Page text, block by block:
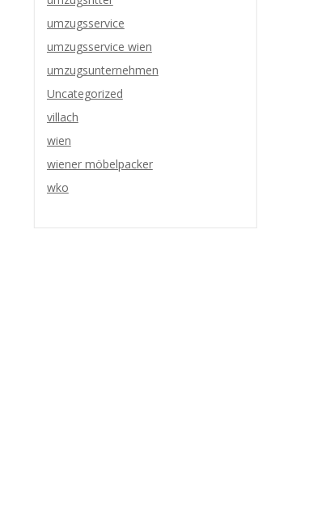
umzugsservice
umzugsservice wien
umzugsunternehmen
Uncategorized
villach
wien
wiener möbelpacker
wko